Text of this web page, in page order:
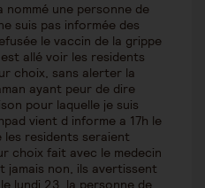
nommé une personne de
suis pas informée des
le vaccin de la grippe
allé voir les residents
choix, sans alerter la
ayant peur de dire
pour laquelle je suis
vient d informe a 17h le
residents seraient
choix fait avec le medecin
jamais non, ils avertissent
lundi 23 ,la personne de